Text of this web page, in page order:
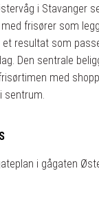
i Stavanger
frisører som
resultat som
Den sentrale
med
sentrum.
i gågaten